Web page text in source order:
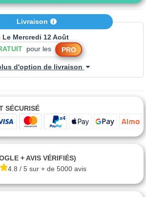
Livraison
Le Mercredi 12 Août
pour les PRO
d'option de livraison
SÉCURISÉ
+ AVIS VÉRIFIÉS)
4.8 / 5 sur + de 5000 avis